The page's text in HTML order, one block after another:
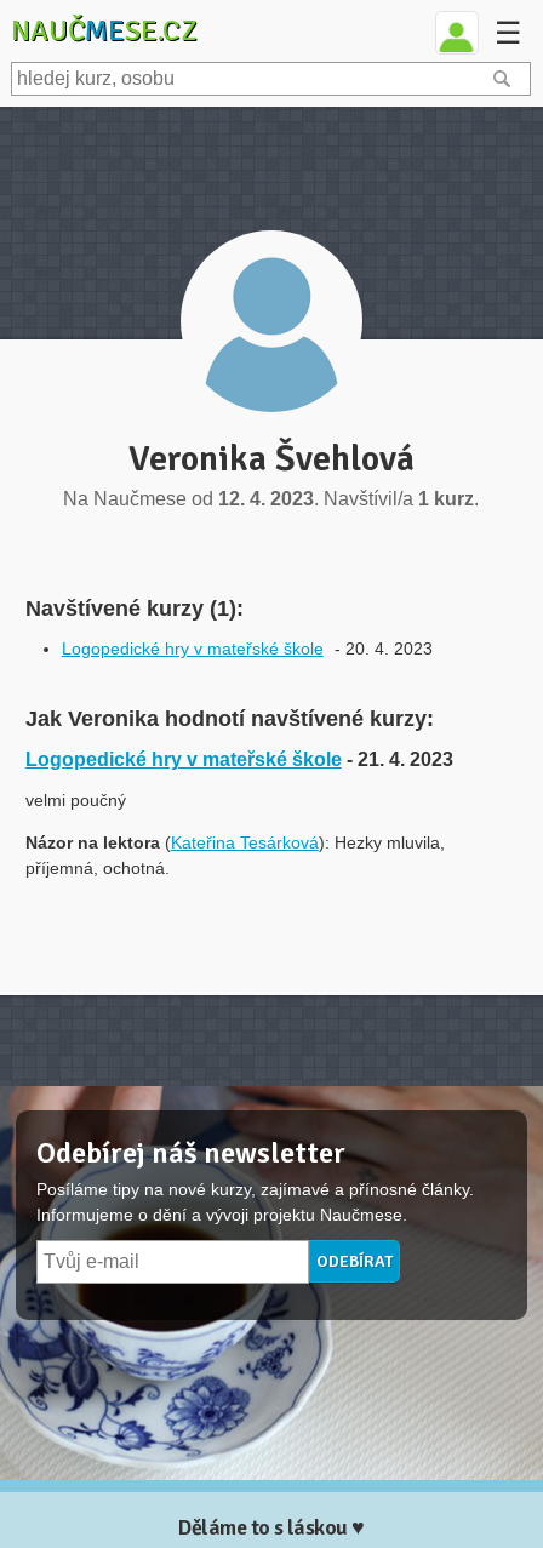
NAUČMESE.CZ ☰
Veronika Švehlová
Na Naučmese od 12. 4. 2023. Navštívil/a 1 kurz.
Navštívené kurzy (1):
Logopedické hry v mateřské škole - 20. 4. 2023
Jak Veronika hodnotí navštívené kurzy:
Logopedické hry v mateřské škole - 21. 4. 2023
velmi poučný
Názor na lektora(Kateřina Tesárková): Hezky mluvila,
příjemná, ochotná.
Odebírej náš newsletter
Posíláme tipy na nové kurzy, zajímavé a přínosné články.
Informujeme o dění a vývoji projektu Naučmese.
Děláme to s láskou ♥